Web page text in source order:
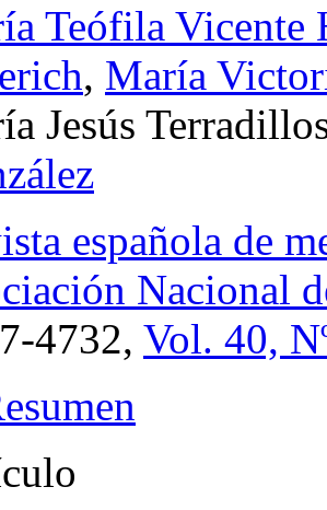
Teófila Vicente
, María
Jesús
española de
Nacional
4732, Vol. 40,